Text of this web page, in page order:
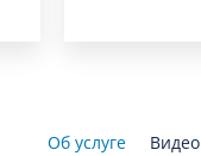
Об услуге Видео